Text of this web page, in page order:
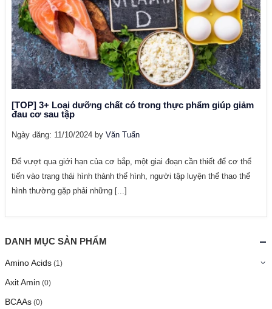
[TOP] 3+ Loại dưỡng chất có trong thực phẩm giúp giảm
đau cơ sau tập
Ngày đăng: 11/10/2024 by Văn Tuấn
Để vượt qua giới hạn của cơ bắp, một giai đoạn cần thiết để cơ thể
tiến vào trạng thái hình thành thể hình, người tập luyện thể thao thể
hình thường gặp phải những [...]
DANH MỤC SẢN PHẨM
Amino Acids (1)
Axit Amin (0)
BCAAs (0)